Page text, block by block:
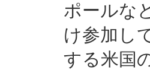
ポールな
け参加し
する米国